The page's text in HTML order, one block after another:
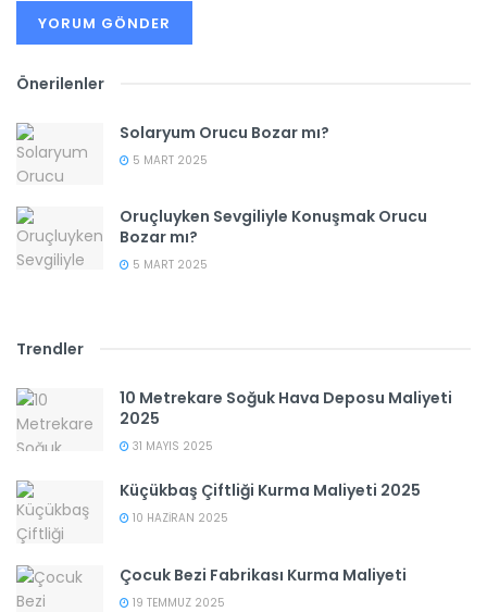
Önerilenler
Solaryum Orucu Bozar mı?
5 MART 2025
Oruçluyken Sevgiliyle Konuşmak Orucu
Bozar mı?
5 MART 2025
Trendler
10 Metrekare Soğuk Hava Deposu Maliyeti
2025
31 MAYIS 2025
Küçükbaş Çiftliği Kurma Maliyeti 2025
10 HAZIRAN 2025
Çocuk Bezi Fabrikası Kurma Maliyeti
19 TEMMUZ 2025